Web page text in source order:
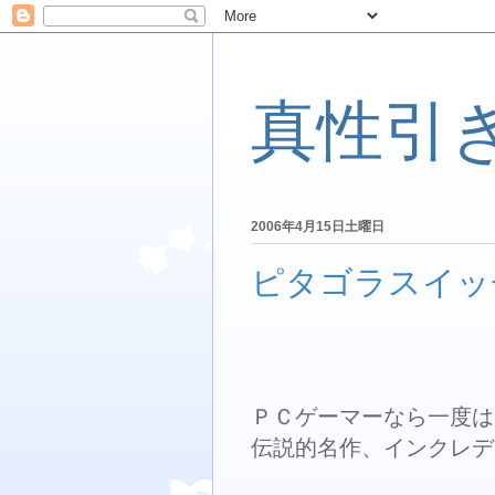
真性引
2006年4月15日土曜日
ピタゴラスイ
ＰＣゲーマーなら一度
伝説的名作、インクレ